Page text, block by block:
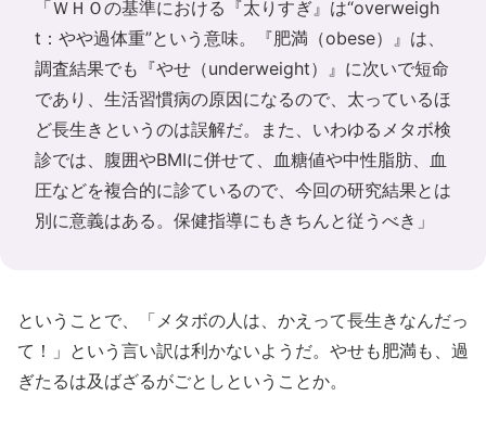
「ＷＨＯの基準における『太りすぎ』は“overweigh
t：やや過体重”という意味。『肥満（obese）』は、
調査結果でも『やせ（underweight）』に次いで短命
であり、生活習慣病の原因になるので、太っているほ
ど長生きというのは誤解だ。また、いわゆるメタボ検
診では、腹囲やBMIに併せて、血糖値や中性脂肪、血
圧などを複合的に診ているので、今回の研究結果とは
別に意義はある。保健指導にもきちんと従うべき」
ということで、「メタボの人は、かえって長生きなんだっ
て！」という言い訳は利かないようだ。やせも肥満も、過
ぎたるは及ばざるがごとしということか。